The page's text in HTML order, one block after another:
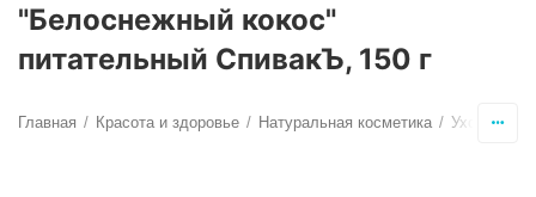
"Белоснежный кокос"
питательный СпивакЪ, 150 г
Главная / Красота и здоровье / Натуральная косметика / Уход за